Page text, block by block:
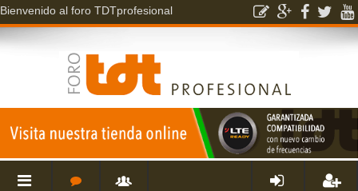
Bienvenido al foro TDTprofesional